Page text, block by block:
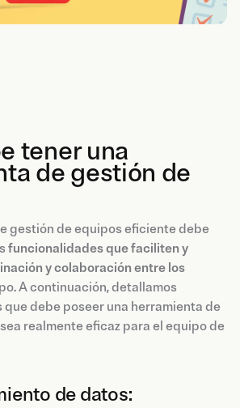
tener una
de gestión de
gestión de equipos eficiente debe
funcionalidades que faciliten y
y colaboración entre los
A continuación, detallamos
debe poseer una herramienta de
realmente eficaz para el equipo de
de datos: